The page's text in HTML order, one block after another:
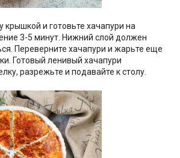
крышкой и готовьте хачапури на
3-5 минут. Нижний слой должен
Переверните хачапури и жарьте еще
Готовый ленивый хачапури
разрежьте и подавайте к столу.